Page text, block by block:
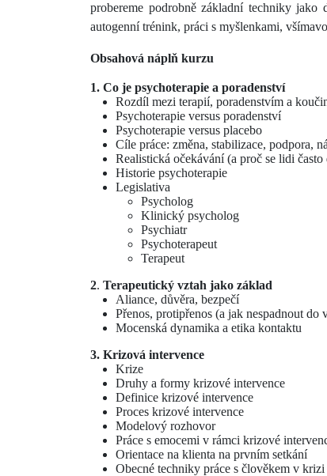
probereme podrobně základní techniky
autogenní trénink, práci s myšlenkami,
Obsahová náplň kurzu
1. Co je psychoterapie a poradenství
Rozdíl mezi terapií, poradenstvím a
Psychoterapie versus poradenství
Psychoterapie versus placebo
Cíle práce: změna, stabilizace, podpora,
Realistická očekávání (a proč se lidi
Historie psychoterapie
Legislativa
Psycholog
Klinický psycholog
Psychiatr
Psychoterapeut
Terapeut
2. Terapeutický vztah jako základ
Aliance, důvěra, bezpečí
Přenos, protipřenos (a jak nespadnout do
Mocenská dynamika a etika kontaktu
3. Krizová intervence
Krize
Druhy a formy krizové intervence
Definice krizové intervence
Proces krizové intervence
Modelový rozhovor
Práce s emocemi v rámci krizové
Orientace na klienta na prvním setkání
Obecné techniky práce s člověkem v krizi